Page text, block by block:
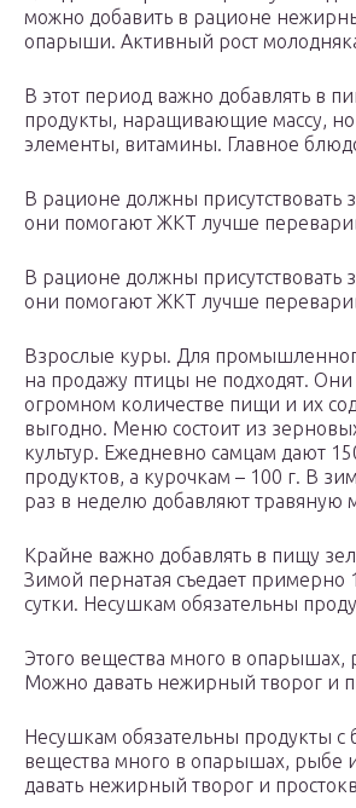
можно добавить в рационе
опарыши. Активный рост
В этот период важно добавлять в
продукты, наращивающие массу,
элементы, витамины. Главное
В рационе должны присутствовать
они помогают ЖКТ лучше
В рационе должны присутствовать
они помогают ЖКТ лучше
Взрослые куры. Для
на продажу птицы не подходят.
огромном количестве пищи и их
выгодно. Меню состоит из
культур. Ежедневно самцам дают
продуктов, а курочкам – 100 г. В
раз в неделю добавляют травяную
Крайне важно добавлять в пищу
Зимой пернатая съедает примерно
сутки. Несушкам обязательны
Этого вещества много в опарышах,
Можно давать нежирный творог и
Несушкам обязательны продукты с
вещества много в опарышах, рыбе
давать нежирный творог и